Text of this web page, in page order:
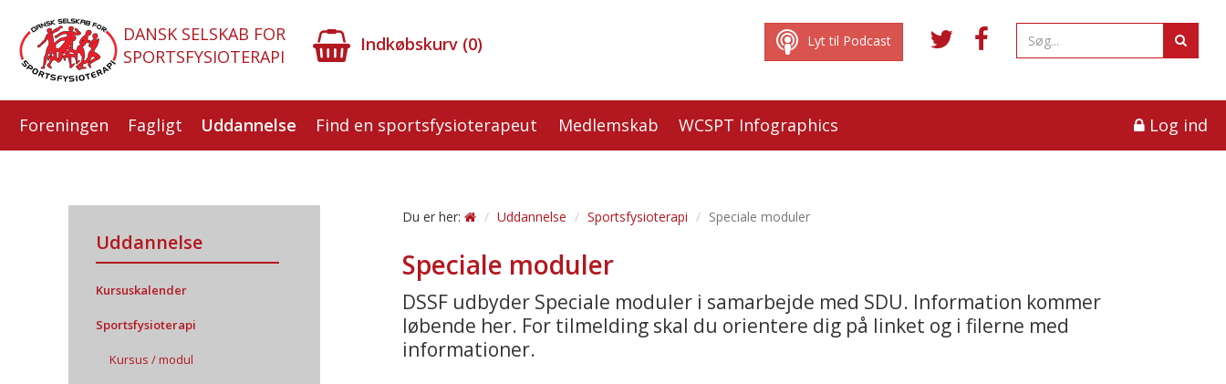
DANSK SELSKAB FOR
SPORTSFYSIOTERAPI
Indkøbskurv (0) Lyt til Podcast
Foreningen Fagligt Uddannelse Find en sportsfysioterapeut Medlemskab WCSPT Infographics Log ind
Uddannelse
Kursuskalender
Sportsfysioterapi
Kursus / modul
Du er her: Uddannelse Sportsfysioterapi Speciale moduler
Speciale moduler
DSSF udbyder Speciale moduler i samarbejde med SDU. Information kommer
løbende her. For tilmelding skal du orientere dig på linket og i filerne med
informationer.